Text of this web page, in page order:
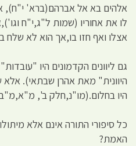
אלהים בא אל אברהם(ברא' י"ח),
לו את אחוריו (שמות ל"ג,י"ח
אצלו ואף חזו בו,אך הוא לא
גם ליוונים הקדמונים היו
היוונית" מאת אהרן שבתאי).
היו בחלום.(מו"נ,חלק ב',
כל סיפורי התורה אינם אלא
האמת?